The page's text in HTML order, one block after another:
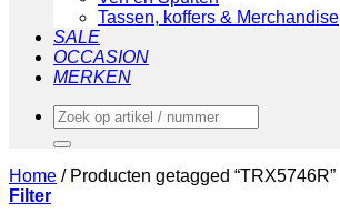
Tassen, koffers & Merchandise
SALE
OCCASION
MERKEN
Zoeken
naar:
Home /Producten getagged “TRX5746R”
Filter